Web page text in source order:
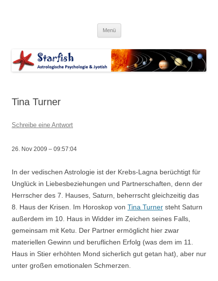
Menü
Tina Turner
Schreibe eine Antwort
26. Nov 2009 – 09:57:04
In der vedischen Astrologie ist der Krebs-Lagna berüchtigt für
Unglück in Liebesbeziehungen und Partnerschaften, denn der
Herrscher des 7. Hauses, Saturn, beherrscht gleichzeitig das
8. Haus der Krisen. Im Horoskop von Tina Turner steht Saturn
außerdem im 10. Haus in Widder im Zeichen seines Falls,
gemeinsam mit Ketu. Der Partner ermöglicht hier zwar
materiellen Gewinn und beruflichen Erfolg (was dem im 11.
Haus in Stier erhöhten Mond sicherlich gut getan hat), aber nur
unter großen emotionalen Schmerzen.